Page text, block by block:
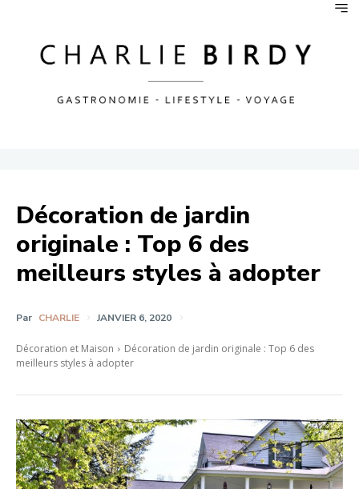
Décoration de jardin
originale : Top 6 des
meilleurs styles à adopter
Par CHARLIE JANVIER 6, 2020
Décoration et Maison
Décoration de jardin originale : Top 6 des
meilleurs styles à adopter